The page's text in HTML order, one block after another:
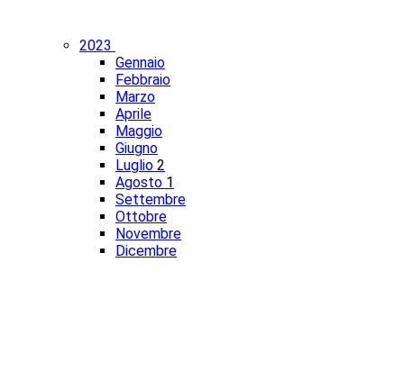
2023
Gennaio
Febbraio
Marzo
Aprile
Maggio
Giugno
Luglio 2
Agosto 1
Settembre
Ottobre
Novembre
Dicembre